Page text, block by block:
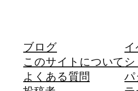
ブログ
このサイトについて
よくある質問
パ